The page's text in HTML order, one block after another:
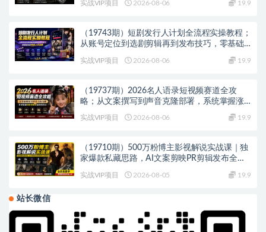
实战VIP项目 2026-08-06 19.9
（19743期）短剧发行人计划全流程实操教程；
从账号定位到选剧剪辑再到发布技巧，零基础
实战VIP项目 2026-08-06 19.9
（19737期）2026名人语录短视频赛道全攻
略；从文案撰写到声音克隆部署，系统掌握涨
实战VIP项目 2026-08-06 19.9
（19710期）500万粉博主影视解说实战课｜独
家爆款私藏思路，AI文案剪映PR剪辑发布全流
实战VIP项目 2026-08-05 19.9
站长微信